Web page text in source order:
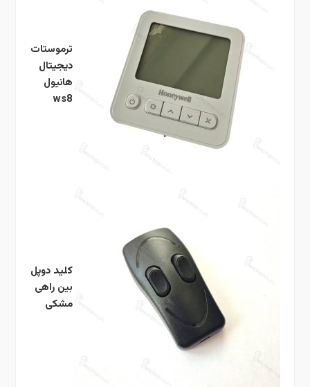
ترموستات
دیجیتال
هانیول
ws8
کلید دوپل
بین راهی
مشکی